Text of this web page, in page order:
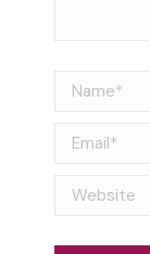
Name *
Email *
Website